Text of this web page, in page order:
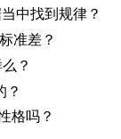
中找到规律？
准差？
？
？
格吗？